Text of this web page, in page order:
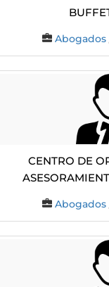
Abogados
Centro De
Abogados